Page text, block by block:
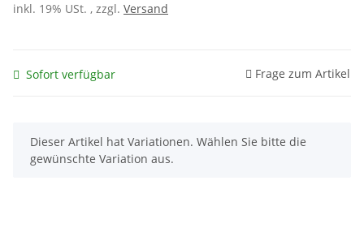
inkl. 19% USt. , zzgl. Versand
Sofort verfügbar Frage zum Artikel
x
Dieser Artikel hat Variationen. Wählen Sie bitte die
gewünschte Variation aus.